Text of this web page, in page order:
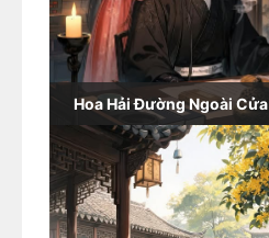
Hoa Hải Đường Ngoài Cửa